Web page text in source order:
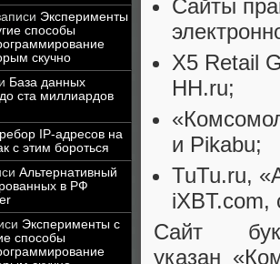
Эксперименты
способы
скучно
База данных
ста миллиардов
IP-адресов на
с этим бороться
Альтернативный
в РФ
Эксперименты с
способы
Сайты
X5 Retail
HH.ru;
и Pikabu;
TuTu.ru,
Сайт
указан